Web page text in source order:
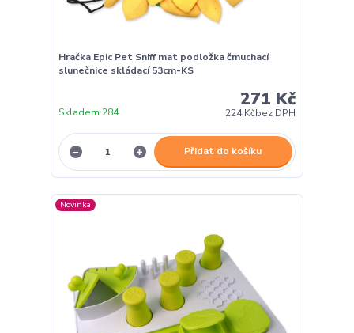
Hračka Epic Pet Sniff mat podložka čmuchací
slunečnice skládací 53cm-KS
271 Kč
224 Kčbez DPH
Skladem 284
Přidat do košíku
Novinka